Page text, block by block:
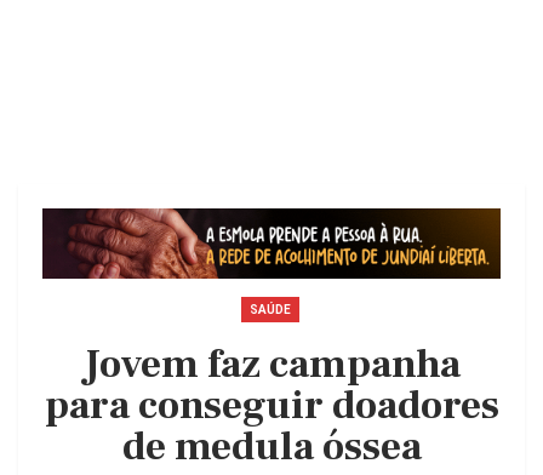
SAÚDE
Jovem faz campanha
para conseguir doadores
de medula óssea